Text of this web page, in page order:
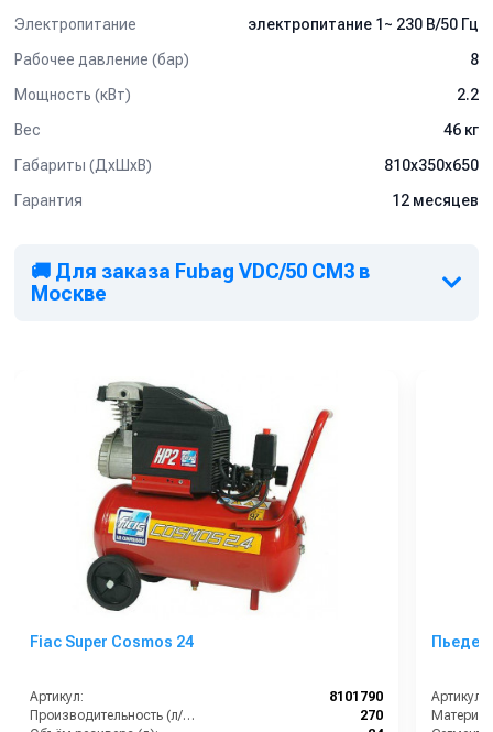
Электропитание
электропитание 1~ 230 В/50 Гц
Рабочее давление (бар)
8
Мощность (кВт)
2.2
Вес
46 кг
Габариты (ДхШхВ)
810х350х650
Гарантия
12 месяцев
🚚 Для заказа Fubag VDC/50 CM3 в
Москве
Fiac Super Cosmos 24
Артикул:
8101790
Производительность (л/мин):
270
Артикул: